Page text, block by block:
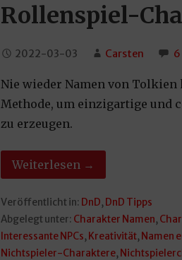
Rollenspiel-
2022-03-03 Carsten
Nie wieder Namen von Tolkien
Methode, um einzigartige und
zu erzeugen.
Weiterlesen →
Veröffentlicht in: DnD, DnD Tipps
Abgelegt unter: Charakter Namen,
Interessante NPCs, Kreativität, Namen
Nichtspieler-Charaktere,